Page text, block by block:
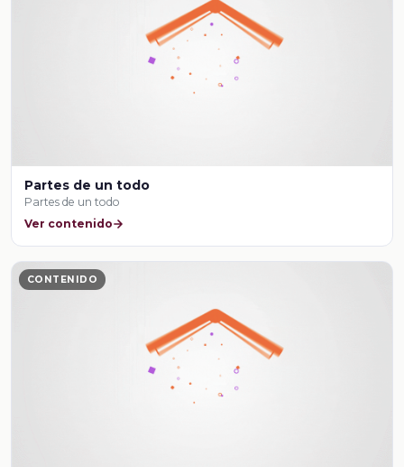
Partes de un todo
Partes de un todo
Ver contenido
CONTENIDO